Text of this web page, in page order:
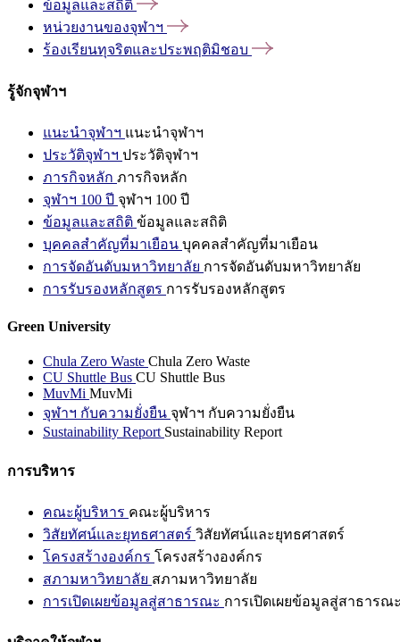
ข้อมูลและสถิติ
หน่วยงานของจุฬาฯ
ร้องเรียนทุจริตและประพฤติมิชอบ
รู้จักจุฬาฯ
แนะนำจุฬาฯ แนะนำจุฬาฯ
ประวัติจุฬาฯ ประวัติจุฬาฯ
ภารกิจหลัก ภารกิจหลัก
จุฬาฯ 100 ปี จุฬาฯ 100 ปี
ข้อมูลและสถิติ ข้อมูลและสถิติ
บุคคลสำคัญที่มาเยือน บุคคลสำคัญที่มาเยือน
การจัดอันดับมหาวิทยาลัย การจัดอันดับมหาวิทยาลัย
การรับรองหลักสูตร การรับรองหลักสูตร
Green University
Chula Zero Waste Chula Zero Waste
CU Shuttle Bus CU Shuttle Bus
MuvMi MuvMi
จุฬาฯ กับความยั่งยืน จุฬาฯ กับความยั่งยืน
Sustainability Report Sustainability Report
การบริหาร
คณะผู้บริหาร คณะผู้บริหาร
วิสัยทัศน์และยุทธศาสตร์ วิสัยทัศน์และยุทธศาสตร์
โครงสร้างองค์กร โครงสร้างองค์กร
สภามหาวิทยาลัย สภามหาวิทยาลัย
การเปิดเผยข้อมูลสู่สาธารณะ การเปิดเผยข้อมูลสู่สาธารณ